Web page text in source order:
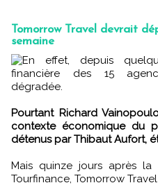
Tomorrow Travel devrait
semaine
En effet, depuis
financière des 15
dégradée.
Pourtant Richard
contexte économique du
détenus par Thibaut Aufort,
Mais quinze jours après la
Tourfinance, Tomorrow